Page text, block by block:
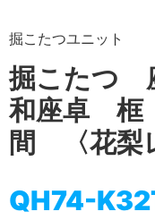
掘こたつユニット
掘こたつ
和座卓
間 〈花梨
QH74-